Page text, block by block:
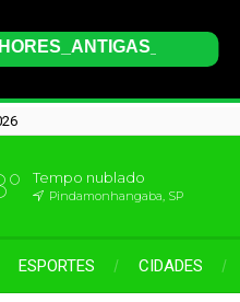
Tempo nublado
Pindamonhangaba, SP
ESPORTES CIDADES